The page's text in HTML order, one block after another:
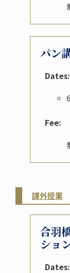
パン
Dates:
Fee:
課外授業
合羽
ショ
Dates: